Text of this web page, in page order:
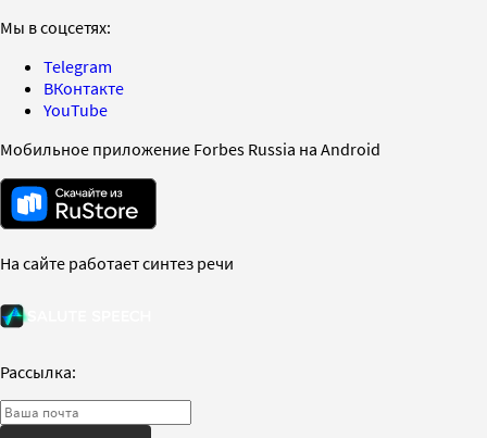
Мы в соцсетях:
Telegram
ВКонтакте
YouTube
Мобильное приложение Forbes Russia на Android
На сайте работает синтез речи
Рассылка: